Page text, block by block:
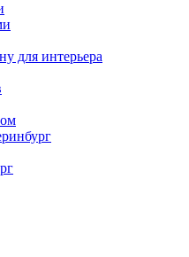
для интерьера